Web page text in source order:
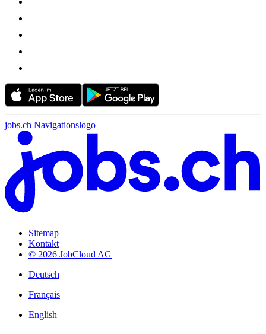
jobs.ch Navigationslogo
Sitemap
Kontakt
© 2026 JobCloud AG
Deutsch
Français
English